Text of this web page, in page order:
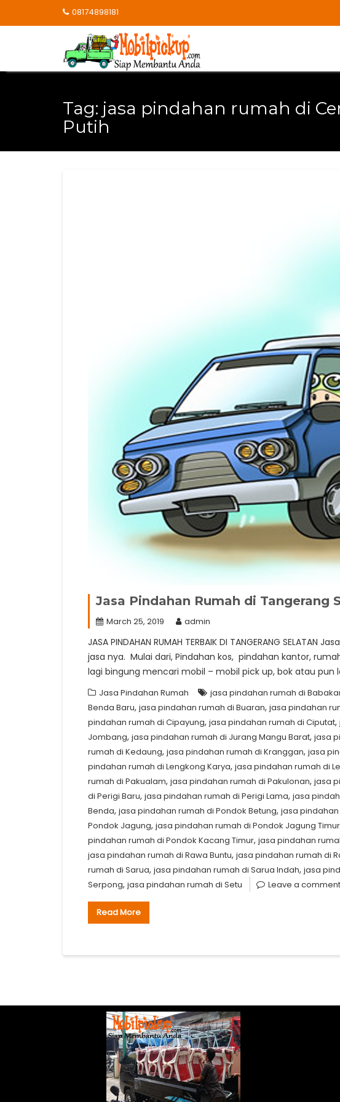
08174898181
Tag: jasa pindahan rumah di
Putih
Jasa Pindahan Rumah di Tangerang
March 25, 2019 admin
JASA PINDAHAN RUMAH TERBAIK DI TANGERANG
jasa nya. Mulai dari, Pindahan kos, pindahan kantor,
lagi bingung mencari mobil – mobil pick up, bok atau
Jasa Pindahan Rumah jasa pindahan rumah di
Benda Baru, jasa pindahan rumah di Buaran, jasa pindahan
pindahan rumah di Cipayung, jasa pindahan rumah di Ciputat,
Jombang, jasa pindahan rumah di Jurang Mangu Barat, jasa
rumah di Kedaung, jasa pindahan rumah di Kranggan, jasa
pindahan rumah di Lengkong Karya, jasa pindahan rumah di
rumah di Pakualam, jasa pindahan rumah di Pakulonan, jasa
di Perigi Baru, jasa pindahan rumah di Perigi Lama, jasa
Benda, jasa pindahan rumah di Pondok Betung, jasa
Pondok Jagung, jasa pindahan rumah di Pondok Jagung Timur
pindahan rumah di Pondok Kacang Timur, jasa pindahan
jasa pindahan rumah di Rawa Buntu, jasa pindahan rumah di
rumah di Sarua, jasa pindahan rumah di Sarua Indah, jasa
Serpong, jasa pindahan rumah di Setu Leave a comment
Read More